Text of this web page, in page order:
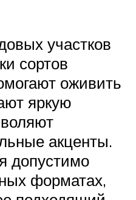
участков
сортов
оживить
яркую
акценты.
допустимо
форматах,